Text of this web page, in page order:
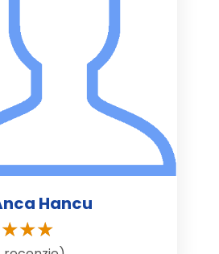
Hancu